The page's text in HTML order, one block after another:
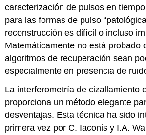
dos
réplicas
sin
chirp
adicional:
Cizalla
espectral:
Detección
de
señal
y
reconstrucción
caracterización de pulsos en
para las formas de pulso
reconstrucción es difícil o incluso
Matemáticamente no está probado
algoritmos de recuperación sean
especialmente en presencia de
La interferometría de cizallamiento
proporciona un método elegante
desventajas. Esta técnica ha sido
primera vez por C. Iaconis y I.A.